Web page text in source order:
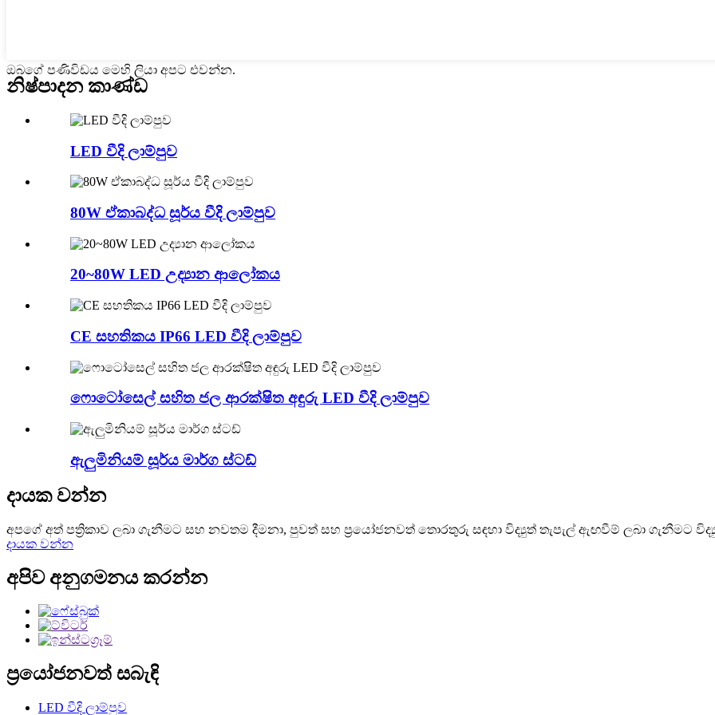
ඔබගේ පණිවිඩය මෙහි ලියා අපට එවන්න.
නිෂ්පාදන කාණ්ඩ
LED වීදි ලාම්පුව
80W ඒකාබද්ධ සූර්ය වීදි ලාම්පුව
20~80W LED උද්‍යාන ආලෝකය
CE සහතිකය IP66 LED වීදි ලාම්පුව
ෆොටෝසෙල් සහිත ජල ආරක්ෂිත අඳුරු LED වීදි ලාම්පුව
ඇලුමිනියම් සූර්ය මාර්ග ස්ටඩ්
දායක වන්න
අපගේ අත් පත්‍රිකාව ලබා ගැනීමට සහ නවතම දීමනා, පුවත් සහ ප්‍රයෝජනවත් තොරතුරු සඳහා විද්‍යුත් තැපැල් ඇඟවීම් ලබා ගැනීමට
දායක වන්න
අපිව අනුගමනය කරන්න
ප්‍රයෝජනවත් සබැඳි
LED වීදි ලාම්පුව